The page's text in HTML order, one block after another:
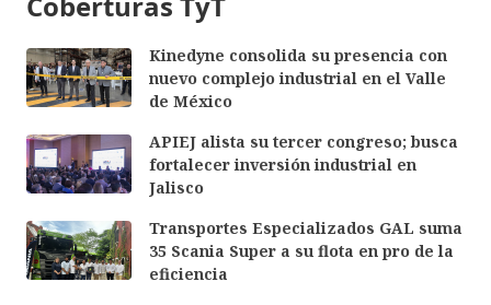
Kinedyne consolida su presencia con
nuevo complejo industrial en el Valle
de México
APIEJ alista su tercer congreso; busca
fortalecer inversión industrial en
Jalisco
Transportes Especializados GAL suma
35 Scania Super a su flota en pro de la
eficiencia